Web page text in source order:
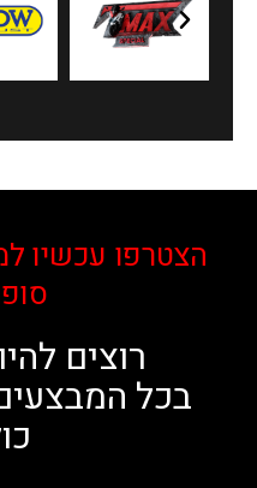
הצטרפו עכשיו
רוצים
בכל